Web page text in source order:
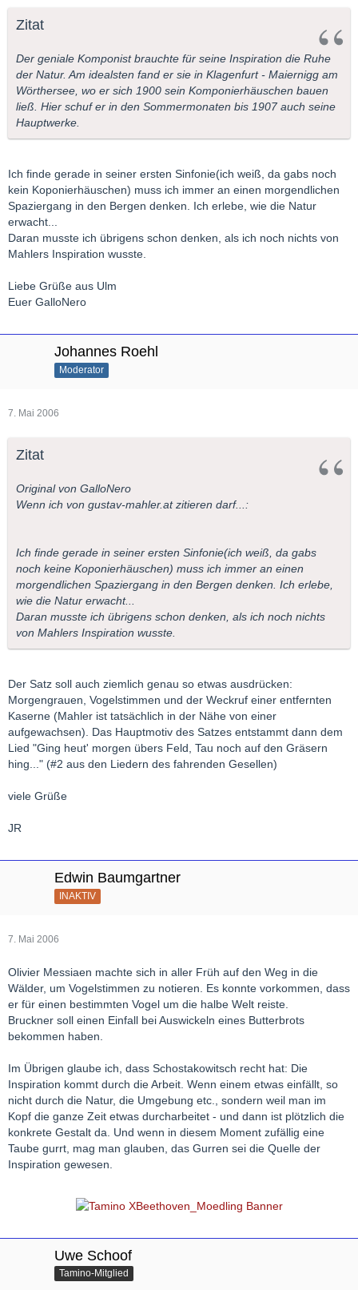
Zitat
Der geniale Komponist brauchte für seine Inspiration die Ruhe
der Natur. Am idealsten fand er sie in Klagenfurt - Maiernigg am
Wörthersee, wo er sich 1900 sein Komponierhäuschen bauen
ließ. Hier schuf er in den Sommermonaten bis 1907 auch seine
Hauptwerke.
Ich finde gerade in seiner ersten Sinfonie(ich weiß, da gabs noch
kein Koponierhäuschen) muss ich immer an einen morgendlichen
Spaziergang in den Bergen denken. Ich erlebe, wie die Natur
erwacht...
Daran musste ich übrigens schon denken, als ich noch nichts von
Mahlers Inspiration wusste.
Liebe Grüße aus Ulm
Euer GalloNero
Johannes Roehl
Moderator
7. Mai 2006
Zitat
Original von GalloNero
Wenn ich von gustav-mahler.at zitieren darf...:
Ich finde gerade in seiner ersten Sinfonie(ich weiß, da gabs
noch keine Koponierhäuschen) muss ich immer an einen
morgendlichen Spaziergang in den Bergen denken. Ich erlebe,
wie die Natur erwacht...
Daran musste ich übrigens schon denken, als ich noch nichts
von Mahlers Inspiration wusste.
Der Satz soll auch ziemlich genau so etwas ausdrücken:
Morgengrauen, Vogelstimmen und der Weckruf einer entfernten
Kaserne (Mahler ist tatsächlich in der Nähe von einer
aufgewachsen). Das Hauptmotiv des Satzes entstammt dann dem
Lied "Ging heut' morgen übers Feld, Tau noch auf den Gräsern
hing..." (#2 aus den Liedern des fahrenden Gesellen)
viele Grüße
JR
Edwin Baumgartner
INAKTIV
7. Mai 2006
Olivier Messiaen machte sich in aller Früh auf den Weg in die
Wälder, um Vogelstimmen zu notieren. Es konnte vorkommen, dass
er für einen bestimmten Vogel um die halbe Welt reiste.
Bruckner soll einen Einfall bei Auswickeln eines Butterbrots
bekommen haben.
Im Übrigen glaube ich, dass Schostakowitsch recht hat: Die
Inspiration kommt durch die Arbeit. Wenn einem etwas einfällt, so
nicht durch die Natur, die Umgebung etc., sondern weil man im
Kopf die ganze Zeit etwas durcharbeitet - und dann ist plötzlich die
konkrete Gestalt da. Und wenn in diesem Moment zufällig eine
Taube gurrt, mag man glauben, das Gurren sei die Quelle der
Inspiration gewesen.
Uwe Schoof
Tamino-Mitglied